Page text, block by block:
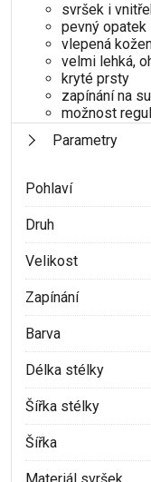
svršek i
pevný opatek
vlepená
velmi lehká,
kryté prsty
zapínání na
možnost
Parametry
Pohlaví
Druh
Velikost
Zapínání
Barva
Délka stélky
Šířka stélky
Šířka